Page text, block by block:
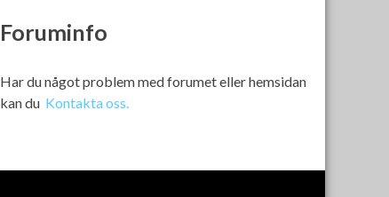
Foruminfo
Har du något problem med forumet eller hemsidan
kan du Kontakta oss.